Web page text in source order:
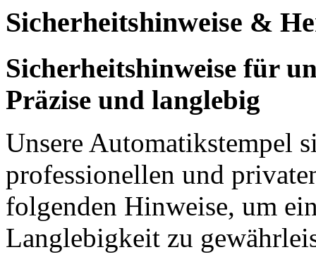
Sicherheitshinweise &
Sicherheitshinweise für
Präzise und langlebig
Unsere Automatikstempel
professionellen und
folgenden Hinweise, um
Langlebigkeit zu